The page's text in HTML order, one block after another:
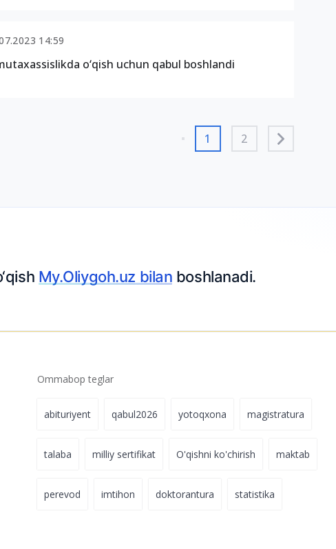
14:59
o‘qish uchun qabul boshlandi
1 2
My.Oliygoh.uz bilan boshlanadi.
Ommabop teglar
abituriyent qabul2026 yotoqxona magistratura
talaba milliy sertifikat O'qishni ko'chirish maktab
perevod imtihon doktorantura statistika